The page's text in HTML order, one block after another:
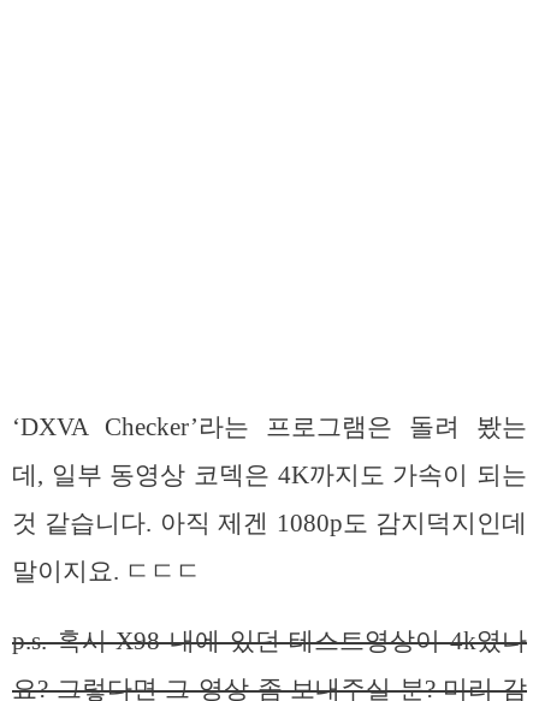
‘DXVA Checker’라는 프로그램은 돌려 봤는
데, 일부 동영상 코덱은 4K까지도 가속이 되는
것 같습니다. 아직 제겐 1080p도 감지덕지인데
말이지요. ㄷㄷㄷ
p.s. 혹시 X98 내에 있던 테스트영상이 4k였나
요? 그렇다면 그 영상 좀 보내주실 분? 미리 감